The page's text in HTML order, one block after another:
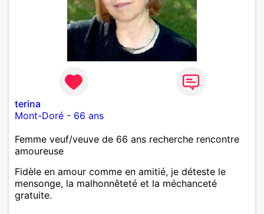
terina
Mont-Doré - 66 ans
Femme veuf/veuve de 66 ans recherche rencontre
amoureuse
Fidèle en amour comme en amitié, je déteste le
mensonge, la malhonnêteté et la méchanceté
gratuite.